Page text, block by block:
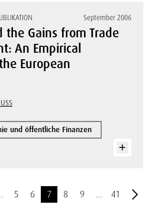
September 2006
the Gains from Trade
An Empirical
European
und öffentliche Finanzen
5 6 7 8 9 … 41